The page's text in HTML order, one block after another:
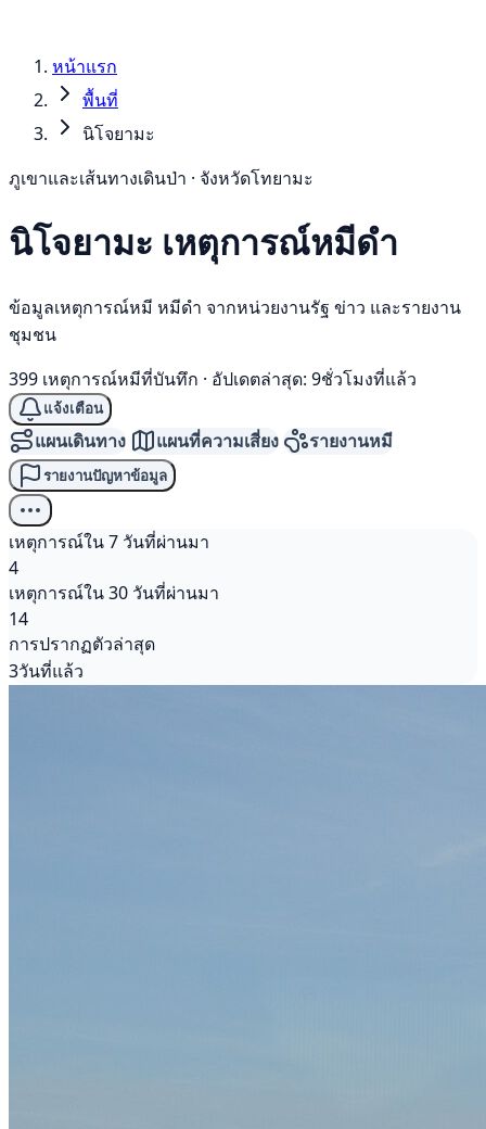
หน้าแรก
พื้นที่
นิโจยามะ
ภูเขาและเส้นทางเดินป่า · จังหวัดโทยามะ
นิโจยามะ เหตุการณ์หมีดำ
ข้อมูลเหตุการณ์หมี หมีดำ จากหน่วยงานรัฐ ข่าว และรายงาน
ชุมชน
399 เหตุการณ์หมีที่บันทึก · อัปเดตล่าสุด: 9ชั่วโมงที่แล้ว
แจ้งเตือน
แผนเดินทาง แผนที่ความเสี่ยง รายงานหมี
รายงานปัญหาข้อมูล
เหตุการณ์ใน 7 วันที่ผ่านมา
4
เหตุการณ์ใน 30 วันที่ผ่านมา
14
การปรากฏตัวล่าสุด
3วันที่แล้ว